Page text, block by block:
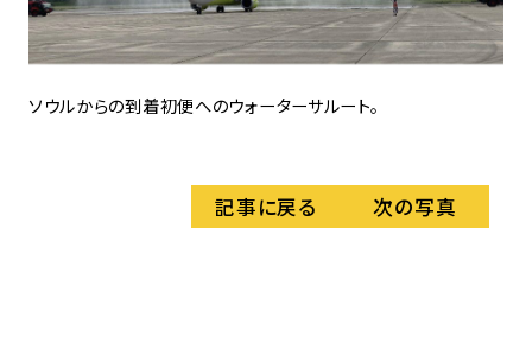
ソウルからの到着初便へのウォーターサルート。
記事に戻る 次の写真